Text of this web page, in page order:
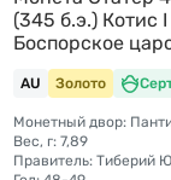
(345 б.э.) Котис I
Боспорское
Боспор
AU Золото
Монетный двор:
Вес, г: 7,89